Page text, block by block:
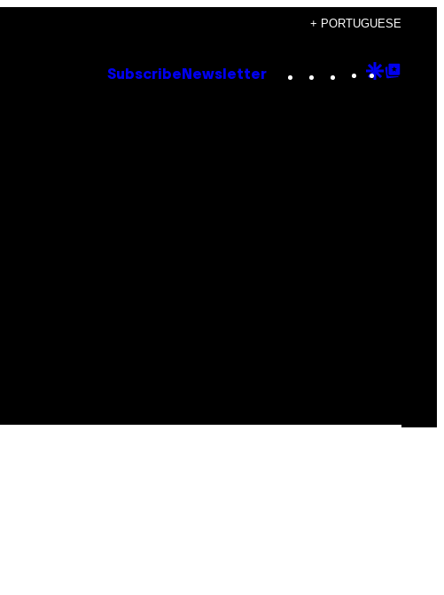
+ PORTUGUESE
Subscribe Newsletter Instagram
TikTok
YouTube
Google